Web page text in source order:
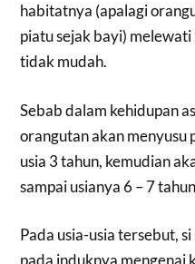
habitatnya (apalagi
piatu sejak bayi)
tidak mudah.
Sebab dalam kehidupan
orangutan akan menyusu
usia 3 tahun, kemudian
sampai usianya 6 – 7
Pada usia-usia tersebut,
pada induknya mengenai